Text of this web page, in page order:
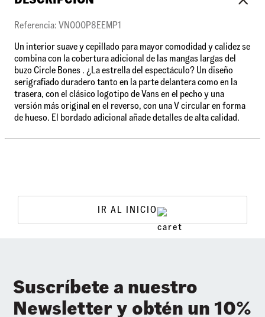
Referencia: VN000P8EEMP1
Un interior suave y cepillado para mayor comodidad y calidez se
combina con la cobertura adicional de las mangas largas del
buzo Circle Bones . ¿La estrella del espectáculo? Un diseño
serigrafiado duradero tanto en la parte delantera como en la
trasera, con el clásico logotipo de Vans en el pecho y una
versión más original en el reverso, con una V circular en forma
de hueso. El bordado adicional añade detalles de alta calidad.
IR AL INICIO
Suscríbete a nuestro
Newsletter y obtén un 10%